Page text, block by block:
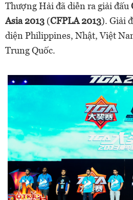
Thượng Hải đã diễn ra giải đấu
Asia 2013 (CFPLA 2013). Giải
diện Philippines, Nhật, Việt
Trung Quốc.